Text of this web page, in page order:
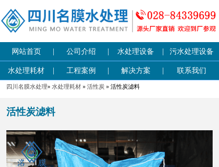
网站首页 | 公司介绍 | 水处理设备 | 污水处理设备
水处理耗材 | 工程案例 | 解决方案 | 联系我们
四川名膜水处理»水处理耗材 »活性炭 » 活性炭滤料
活性炭滤料